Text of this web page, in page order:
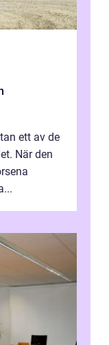
ett av de
När den